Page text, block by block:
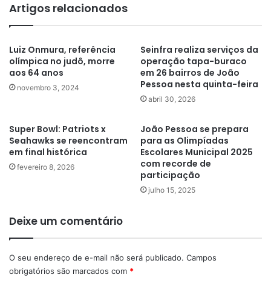
Artigos relacionados
Luiz Onmura, referência
olímpica no judô, morre
aos 64 anos
novembro 3, 2024
Seinfra realiza serviços da
operação tapa-buraco
em 26 bairros de João
Pessoa nesta quinta-feira
abril 30, 2026
Super Bowl: Patriots x
Seahawks se reencontram
em final histórica
fevereiro 8, 2026
João Pessoa se prepara
para as Olimpíadas
Escolares Municipal 2025
com recorde de
participação
julho 15, 2025
Deixe um comentário
O seu endereço de e-mail não será publicado. Campos
obrigatórios são marcados com *